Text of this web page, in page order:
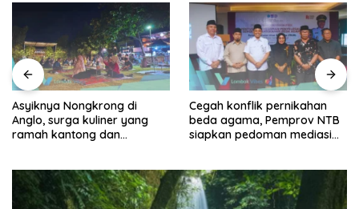
Asyiknya Nongkrong di
Anglo, surga kuliner yang
ramah kantong dan
Cegah konflik pernikahan
beda agama, Pemprov NTB
siapkan pedoman mediasi